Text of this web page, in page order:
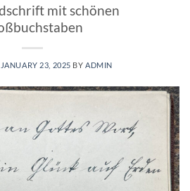
mit schönen
JANUARY 23, 2025 BY ADMIN